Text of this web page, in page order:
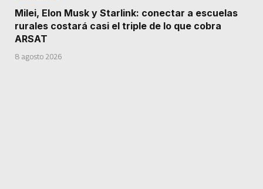
Milei, Elon Musk y Starlink: conectar a escuelas
rurales costará casi el triple de lo que cobra
ARSAT
8 agosto 2026